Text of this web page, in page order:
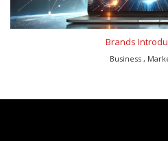
Brands
Business ,